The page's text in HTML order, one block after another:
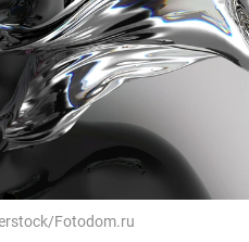
Fotodom.ru